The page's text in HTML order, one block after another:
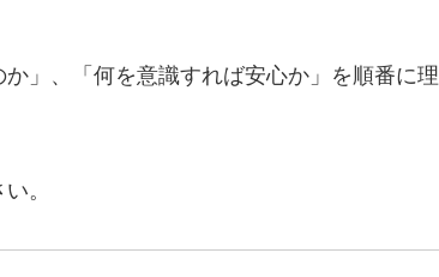
」、「何を意識すれば安心か」を順番に理
。